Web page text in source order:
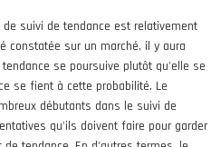
suivi de tendance est relativement
constatée sur un marché, il y aura
se poursuive plutôt qu'elle se
se fient à cette probabilité. Le
débutants dans le suivi de
qu'ils doivent faire pour garder